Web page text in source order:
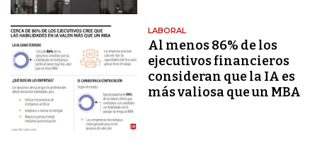
LABORAL
Al menos 86% de los
ejecutivos financieros
consideran que la IA es
más valiosa que un MBA